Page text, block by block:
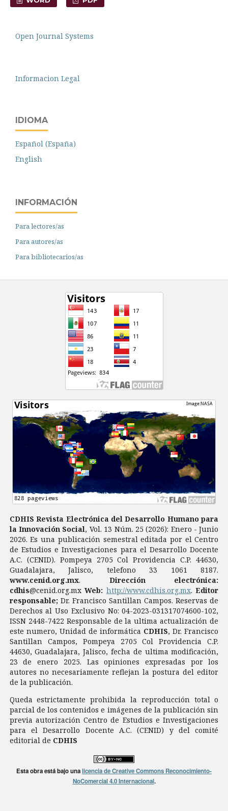
Open Journal Systems
Informacion Legal
IDIOMA
Español (España)
English
INFORMACIÓN
Para lectores/as
Para autores/as
Para bibliotecarios/as
CDHIS Revista Electrónica del Desarrollo Humano para
la Innovación Social, Vol. 13 Núm. 25 (2026): Enero - Junio
2026. Es una publicación semestral editada por el Centro
de Estudios e Investigaciones para el Desarrollo Docente
A.C. (CENID). Pompeya 2705 Col Providencia C.P. 44630,
Guadalajara, Jalisco, telefono 33 1061 8187.
www.cenid.org.mx. Dirección electrónica:
cdhis@cenid.org.mxWeb: http://www.cdhis.org.mx. Editor
responsable; Dr. Francisco Santillan Campos. Reservas de
Derechos al Uso Exclusivo No: 04-2023-031317074600-102,
ISSN 2448-7422 Responsable de la ultima actualización de
este numero, Unidad de informática CDHIS, Dr. Francisco
Santillan Campos, Pompeya 2705 Col Providencia C.P.
44630, Guadalajara, Jalisco, fecha de ultima modificación,
23 de enero 2025. Las opiniones expresadas por los
autores no necesariamente reflejan la postura del editor
de la publicación.
Queda estrictamente prohibida la reproducción total o
parcial de los contenidos e imágenes de la publicación sin
previa autorización Centro de Estudios e Investigaciones
para el Desarrollo Docente A.C. (CENID) y del comité
editorial de CDHIS
Esta obra está bajo unalicencia de Creative Commons Reconocimiento-
NoComercial 4.0 Internacional.